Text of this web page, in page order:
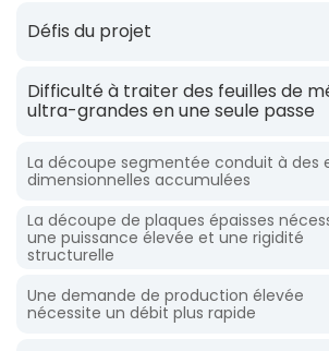
Défis du projet
Difficulté à traiter des feuilles de
ultra-grandes en une seule passe
La découpe segmentée conduit à des
dimensionnelles accumulées
La découpe de plaques épaisses
une puissance élevée et une rigidité
structurelle
Une demande de production élevée
nécessite un débit plus rapide